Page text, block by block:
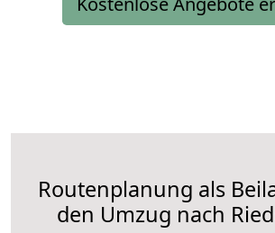
Routenplanung als
den Umzug nach